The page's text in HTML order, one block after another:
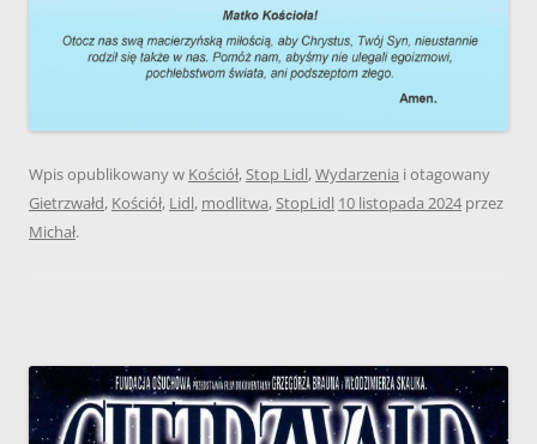
Wpis opublikowany w Kościół,Stop Lidl,Wydarzenia i otagowany
Gietrzwałd, Kościół, Lidl, modlitwa,StopLidl 10 listopada 2024 przez
Michał.